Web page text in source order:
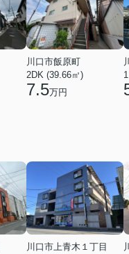
川口市飯原町
2DK (39.66㎡)
7.5万円
川口市上青木１丁目